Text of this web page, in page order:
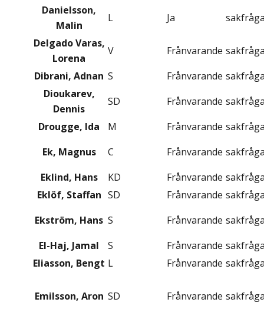
Danielsson,
Malin
L Ja
Delgado Varas,
Lorena
V Frånvarande
Dibrani, Adnan S Frånvarande
Dioukarev,
Dennis
SD Frånvarande
Drougge, Ida
M Frånvarande
Ek, Magnus
C Frånvarande
Eklind, Hans
KD Frånvarande
Eklöf, Staffan SD Frånvarande
Ekström, Hans S Frånvarande
El-Haj, Jamal
S Frånvarande
Eliasson, Bengt L Frånvarande
Emilsson, Aron SD Frånvarande